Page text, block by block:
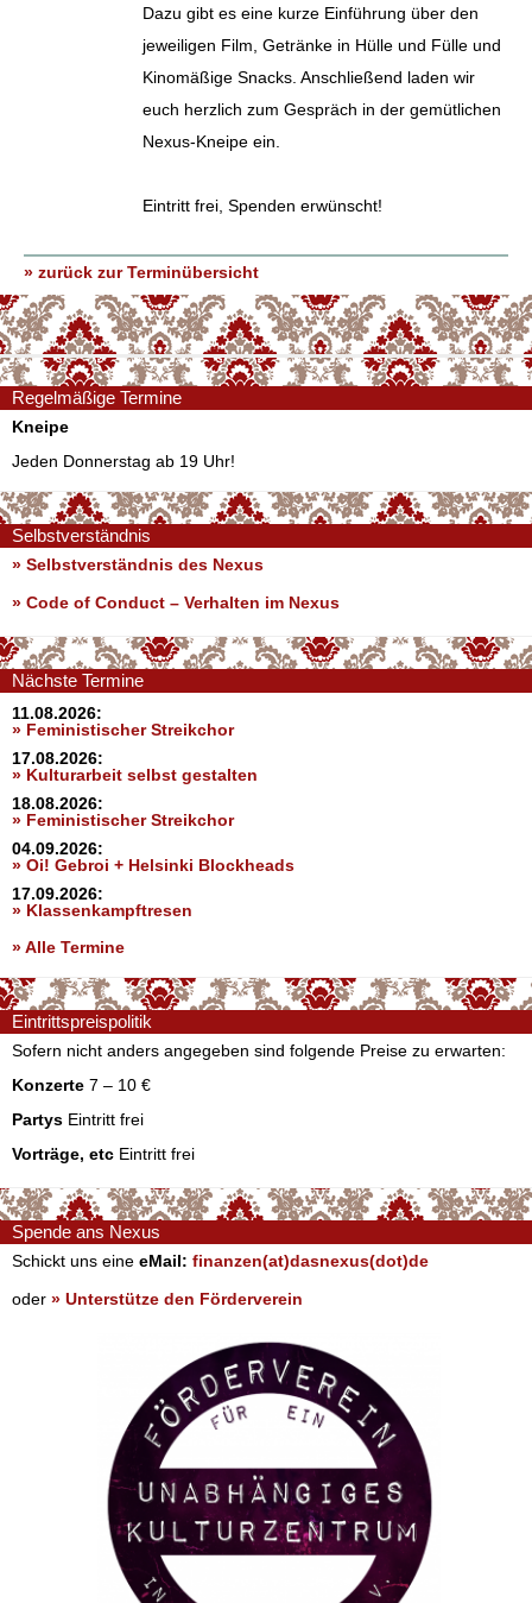
Dazu gibt es eine kurze Einführung über den
jeweiligen Film, Getränke in Hülle und Fülle und
Kinomäßige Snacks. Anschließend laden wir
euch herzlich zum Gespräch in der gemütlichen
Nexus-Kneipe ein.
Eintritt frei, Spenden erwünscht!
» zurück zur Terminübersicht
Regelmäßige Termine
Kneipe
Jeden Donnerstag ab 19 Uhr!
Selbstverständnis
» Selbstverständnis des Nexus
» Code of Conduct – Verhalten im Nexus
Nächste Termine
11.08.2026:
» Feministischer Streikchor
17.08.2026:
» Kulturarbeit selbst gestalten
18.08.2026:
» Feministischer Streikchor
04.09.2026:
» Oi! Gebroi + Helsinki Blockheads
17.09.2026:
» Klassenkampftresen
» Alle Termine
Eintrittspreispolitik
Sofern nicht anders angegeben sind folgende Preise zu erwarten:
Konzerte 7 – 10 €
Partys Eintritt frei
Vorträge, etc Eintritt frei
Spende ans Nexus
Schickt uns eine eMail: finanzen(at)dasnexus(dot)de
oder » Unterstütze den Förderverein